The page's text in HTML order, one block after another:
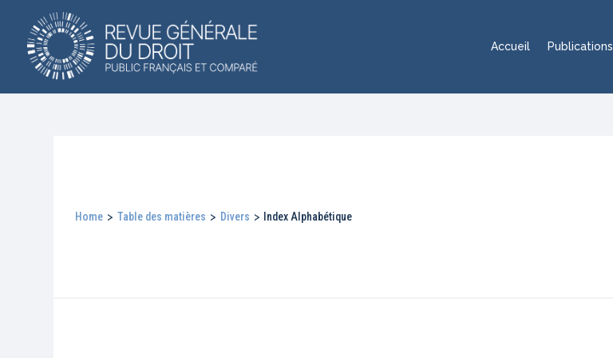
Accueil Publications
Home > Table des matières > Divers > Index Alphabétique